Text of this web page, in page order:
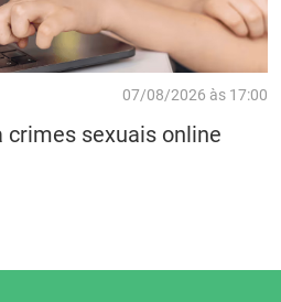
07/08/2026 às 17:00
crimes sexuais online